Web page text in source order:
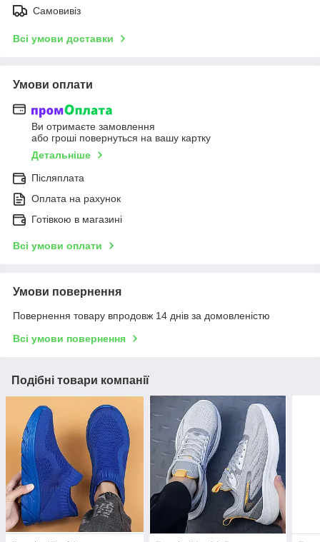
Самовивіз
Всі умови доставки
Умови оплати
Ви отримаєте замовлення
або гроші повернуться на вашу картку
Детальніше
Післяплата
Оплата на рахунок
Готівкою в магазині
Всі умови оплати
Умови повернення
Повернення товару впродовж 14 днів за домовленістю
Всі умови повернення
Подібні товари компанії